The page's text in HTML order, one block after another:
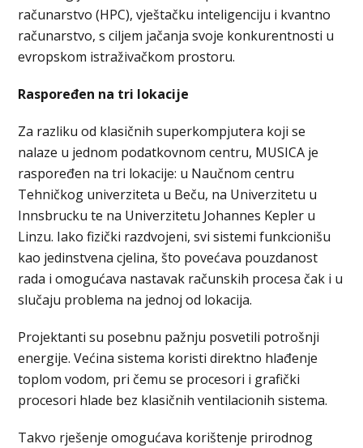
računarstvo (HPC), vještačku inteligenciju i kvantno
računarstvo, s ciljem jačanja svoje konkurentnosti u
evropskom istraživačkom prostoru.
Raspoređen na tri lokacije
Za razliku od klasičnih superkompjutera koji se
nalaze u jednom podatkovnom centru, MUSICA je
raspoređen na tri lokacije: u Naučnom centru
Tehničkog univerziteta u Beču, na Univerzitetu u
Innsbrucku te na Univerzitetu Johannes Kepler u
Linzu. Iako fizički razdvojeni, svi sistemi funkcionišu
kao jedinstvena cjelina, što povećava pouzdanost
rada i omogućava nastavak računskih procesa čak i u
slučaju problema na jednoj od lokacija.
Projektanti su posebnu pažnju posvetili potrošnji
energije. Većina sistema koristi direktno hlađenje
toplom vodom, pri čemu se procesori i grafički
procesori hlade bez klasičnih ventilacionih sistema.
Takvo rješenje omogućava korištenje prirodnog